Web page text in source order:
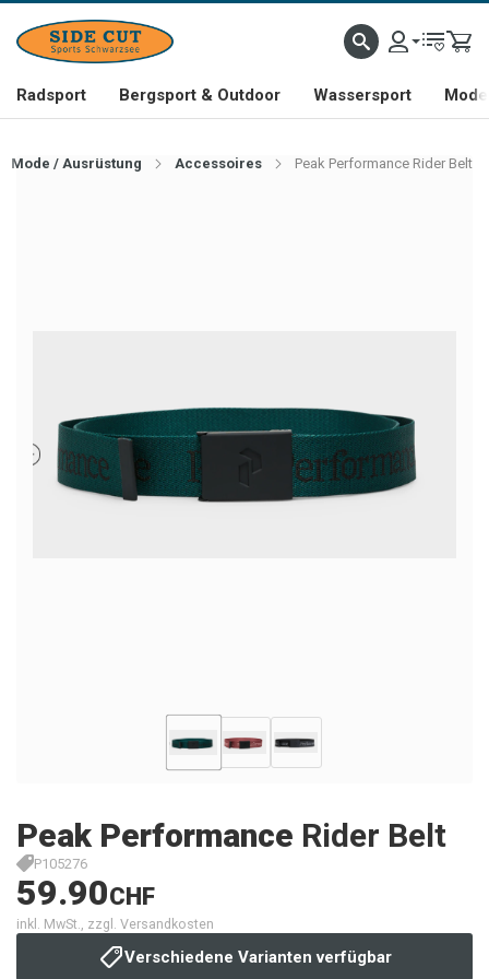
Radsport Bergsport & Outdoor Wassersport
Mode / Ausrüstung Accessoires Peak Performance Rider Belt
Peak Performance Rider Belt
P105276
59.90CHF
inkl. MwSt., zzgl. Versandkosten
Verschiedene Varianten verfügbar